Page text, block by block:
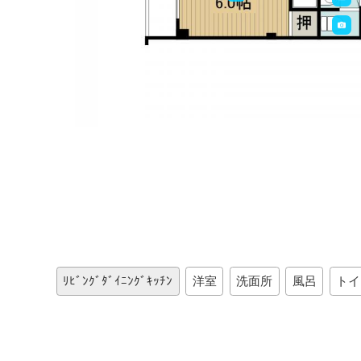
ﾘﾋﾞﾝｸﾞﾀﾞｲﾆﾝｸﾞｷｯﾁﾝ 洋室 洗面所 風呂 ト